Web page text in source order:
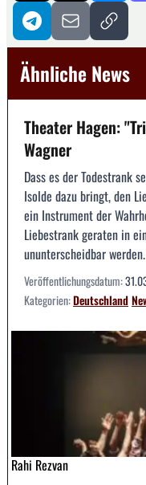
Ähnliche News
Theater Hagen:
Wagner
Dass es der Todestrank
Isolde dazu bringt, den
ein Instrument der
Liebestrank geraten in
ununterscheidbar
Veröffentlichungsdatum:
Kategorien:Deutschland
Rahi Rezvan